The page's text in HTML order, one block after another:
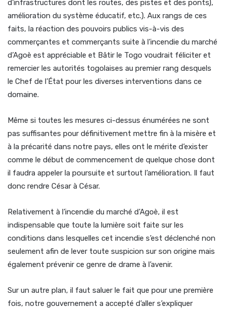
d’infrastructures dont les routes, des pistes et des ponts),
amélioration du système éducatif, etc.). Aux rangs de ces
faits, la réaction des pouvoirs publics vis-à-vis des
commerçantes et commerçants suite à l’incendie du marché
d’Agoè est appréciable et Bâtir le Togo voudrait féliciter et
remercier les autorités togolaises au premier rang desquels
le Chef de l’État pour les diverses interventions dans ce
domaine.
Même si toutes les mesures ci-dessus énumérées ne sont
pas suffisantes pour définitivement mettre fin à la misère et
à la précarité dans notre pays, elles ont le mérite d’exister
comme le début de commencement de quelque chose dont
il faudra appeler la poursuite et surtout l’amélioration. Il faut
donc rendre César à César.
Relativement à l’incendie du marché d’Agoè, il est
indispensable que toute la lumière soit faite sur les
conditions dans lesquelles cet incendie s’est déclenché non
seulement afin de lever toute suspicion sur son origine mais
également prévenir ce genre de drame à l’avenir.
Sur un autre plan, il faut saluer le fait que pour une première
fois, notre gouvernement a accepté d’aller s’expliquer